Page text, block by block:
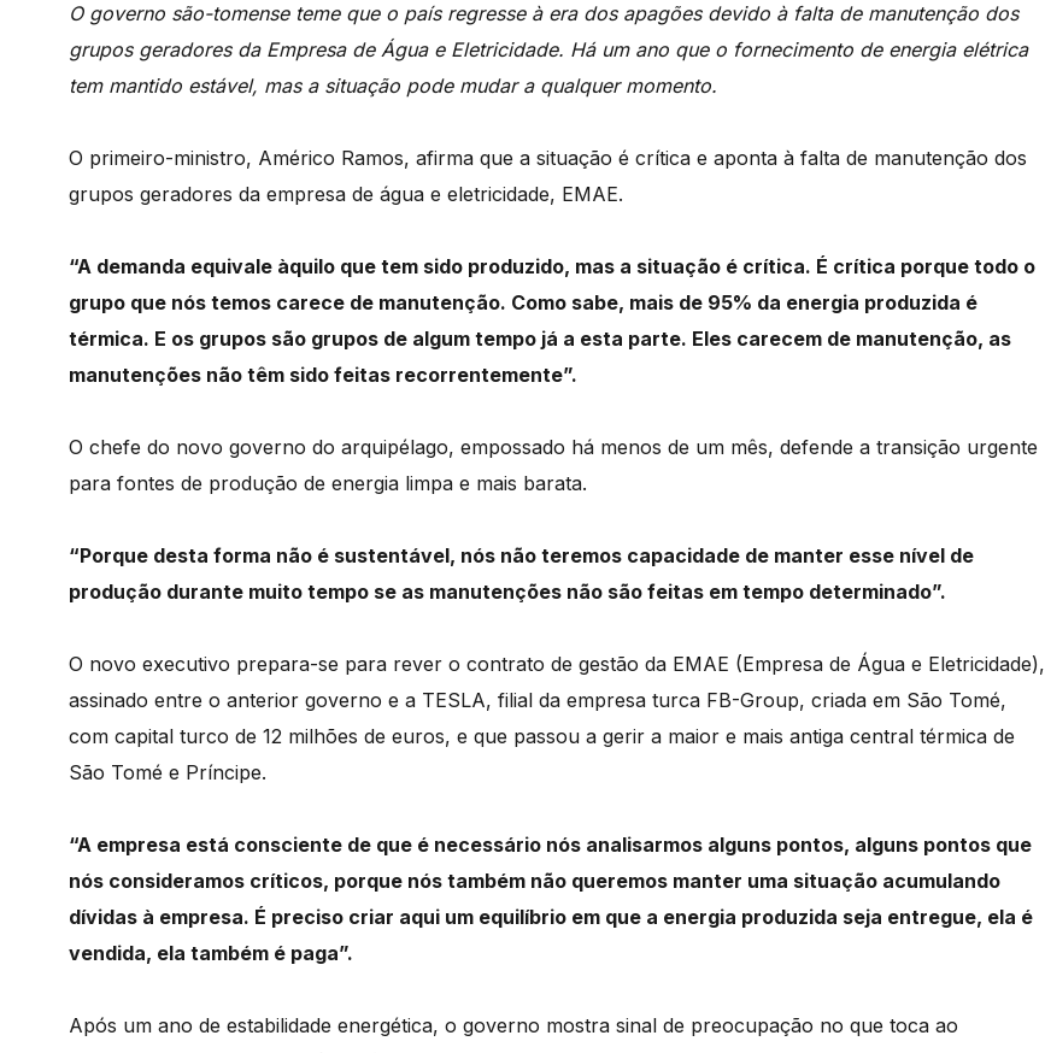
O governo são-tomense teme que o país regresse à era dos apagões devido à falta de manutenção dos
grupos geradores da Empresa de Água e Eletricidade. Há um ano que o fornecimento de energia elétrica
tem mantido estável, mas a situação pode mudar a qualquer momento.
O primeiro-ministro, Américo Ramos, afirma que a situação é crítica e aponta à falta de manutenção dos
grupos geradores da empresa de água e eletricidade, EMAE.
“A demanda equivale àquilo que tem sido produzido, mas a situação é crítica. É crítica porque todo o
grupo que nós temos carece de manutenção. Como sabe, mais de 95% da energia produzida é
térmica. E os grupos são grupos de algum tempo já a esta parte. Eles carecem de manutenção, as
manutenções não têm sido feitas recorrentemente”.
O chefe do novo governo do arquipélago, empossado há menos de um mês, defende a transição urgente
para fontes de produção de energia limpa e mais barata.
“Porque desta forma não é sustentável, nós não teremos capacidade de manter esse nível de
produção durante muito tempo se as manutenções não são feitas em tempo determinado”.
O novo executivo prepara-se para rever o contrato de gestão da EMAE (Empresa de Água e Eletricidade),
assinado entre o anterior governo e a TESLA, filial da empresa turca FB-Group, criada em São Tomé,
com capital turco de 12 milhões de euros, e que passou a gerir a maior e mais antiga central térmica de
São Tomé e Príncipe.
“A empresa está consciente de que é necessário nós analisarmos alguns pontos, alguns pontos que
nós consideramos críticos, porque nós também não queremos manter uma situação acumulando
dívidas à empresa. É preciso criar aqui um equilíbrio em que a energia produzida seja entregue, ela é
vendida, ela também é paga”.
Após um ano de estabilidade energética, o governo mostra sinal de preocupação no que toca ao